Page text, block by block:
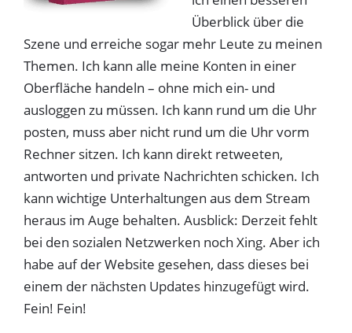
Überblick über die
Szene und erreiche sogar mehr Leute zu meinen
Themen. Ich kann alle meine Konten in einer
Oberfläche handeln – ohne mich ein- und
ausloggen zu müssen. Ich kann rund um die Uhr
posten, muss aber nicht rund um die Uhr vorm
Rechner sitzen. Ich kann direkt retweeten,
antworten und private Nachrichten schicken. Ich
kann wichtige Unterhaltungen aus dem Stream
heraus im Auge behalten. Ausblick: Derzeit fehlt
bei den sozialen Netzwerken noch Xing. Aber ich
habe auf der Website gesehen, dass dieses bei
einem der nächsten Updates hinzugefügt wird.
Fein! Fein!